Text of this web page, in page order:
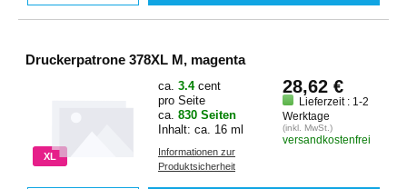
Druckerpatrone 378XL M, magenta
XL
ca. 3.4 cent
pro Seite
ca. 830 Seiten
Inhalt: ca. 16 ml
Informationen zur
Produktsicherheit
28,62 €
Lieferzeit : 1-2
Werktage
(inkl. MwSt.)
versandkostenfrei